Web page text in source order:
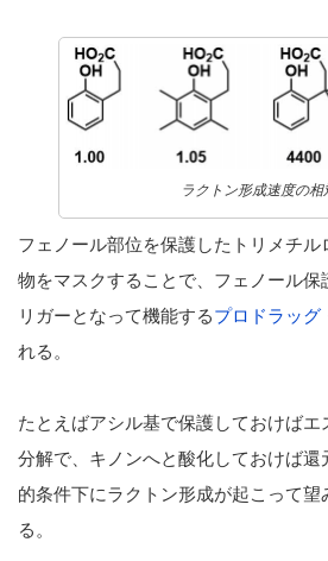
ラクトン形成速度の相
フェノール部位を保護したトリメチル
物をマスクすることで、フェノール保
リガーとなって機能するプロドラッグ
れる。
たとえばアシル基で保護しておけばエ
分解で、キノンへと酸化しておけば還
的条件下にラクトン形成が起こって
る。